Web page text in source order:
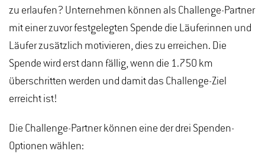
zu erlaufen? Unternehmen können als Challenge-Partner
mit einer zuvor festgelegten Spende die Läuferinnen und
Läufer zusätzlich motivieren, dies zu erreichen. Die
Spende wird erst dann fällig, wenn die 1.750 km
überschritten werden und damit das Challenge-Ziel
erreicht ist!
Die Challenge-Partner können eine der drei Spenden-
Optionen wählen: